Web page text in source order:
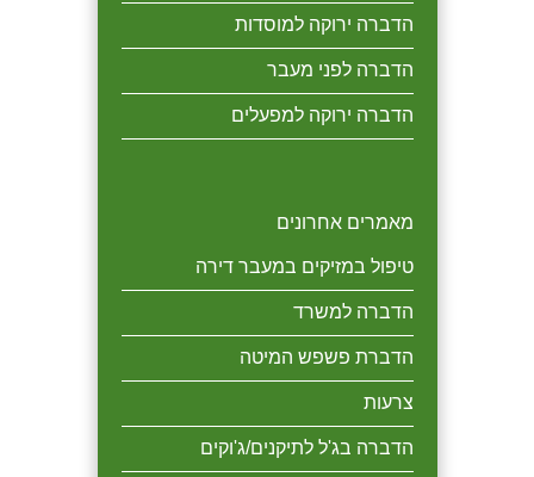
הדברה ירוקה למוסדות
הדברה לפני מעבר
הדברה ירוקה למפעלים
מאמרים אחרונים
טיפול במזיקים במעבר דירה
הדברה למשרד
הדברת פשפש המיטה
צרעות
הדברה בג'ל לתיקנים/ג'וקים